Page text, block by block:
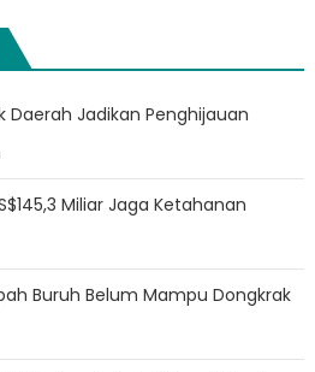
Daerah Jadikan Penghijauan
Miliar Jaga Ketahanan
Buruh Belum Mampu Dongkrak